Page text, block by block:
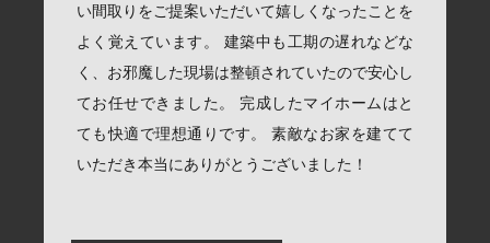
い間取りをご提案いただいて嬉しくなったことを
よく覚えています。 建築中も工期の遅れなどな
く、お邪魔した現場は整頓されていたので安心し
てお任せできました。 完成したマイホームはと
ても快適で理想通りです。 素敵なお家を建てて
いただき本当にありがとうございました！